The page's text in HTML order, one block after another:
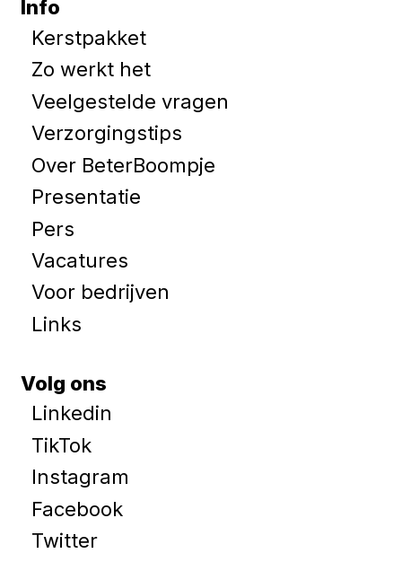
Info
Kerstpakket
Zo werkt het
Veelgestelde vragen
Verzorgingstips
Over BeterBoompje
Presentatie
Pers
Vacatures
Voor bedrijven
Links
Volg ons
Linkedin
TikTok
Instagram
Facebook
Twitter